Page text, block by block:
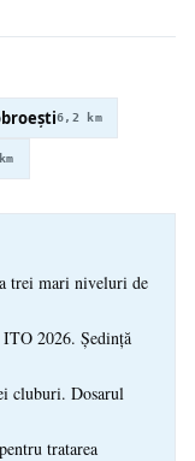
6,2 km
trei mari niveluri de
2026. Ședință
cluburi. Dosarul
tratarea